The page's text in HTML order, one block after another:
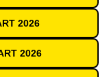
2026
2026